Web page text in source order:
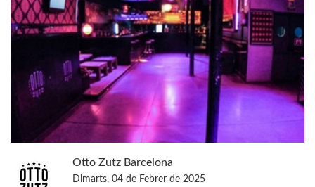
Otto Zutz Barcelona
Dimarts, 04 de Febrer de 2025